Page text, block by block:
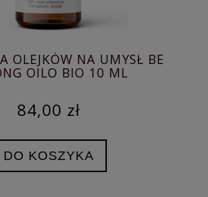
OLEJKÓW NA UMYSŁ BE
OILO BIO 10 ML
84,00 zł
DO KOSZYKA